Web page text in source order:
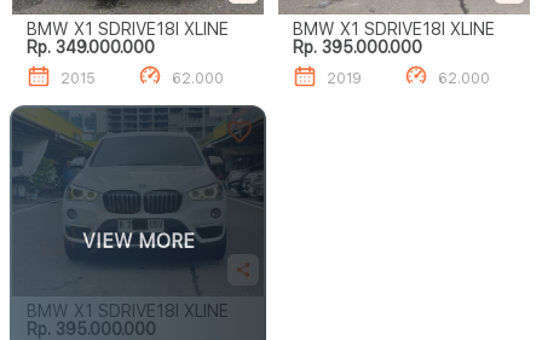
BMW X1 SDRIVE18I XLINE
Rp. 349.000.000
2015 62.000
BMW X1 SDRIVE18I XLINE
Rp. 395.000.000
2019 62.000
BMW X1 SDRIVE18I XLINE
Rp. 395.000.000
VIEW MORE